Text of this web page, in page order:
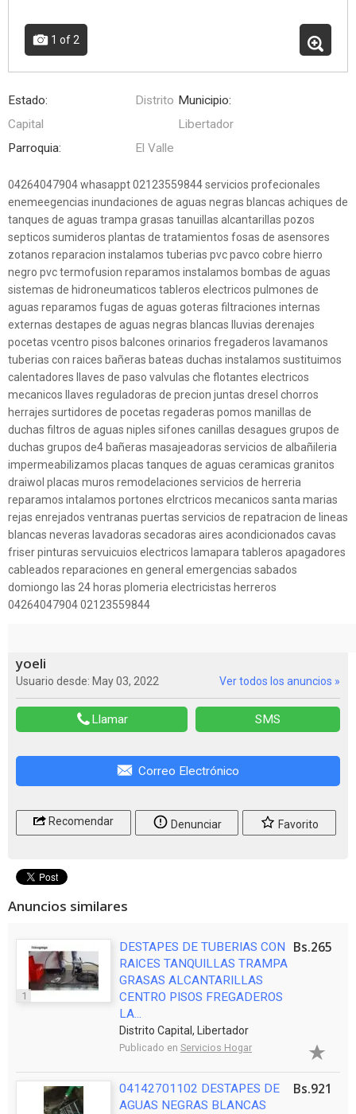
1 of 2
Estado:
Distrito
Capital
Municipio:
Libertador
Parroquia:
El Valle
04264047904 whasappt 02123559844 servicios profecionales
enemeegencias inundaciones de aguas negras blancas achiques de
tanques de aguas trampa grasas tanuillas alcantarillas pozos
septicos sumideros plantas de tratamientos fosas de asensores
zotanos reparacion instalamos tuberias pvc pavco cobre hierro
negro pvc termofusion reparamos instalamos bombas de aguas
sistemas de hidroneumaticos tableros electricos pulmones de
aguas reparamos fugas de aguas goteras filtraciones internas
externas destapes de aguas negras blancas lluvias derenajes
pocetas vcentro pisos balcones orinarios fregaderos lavamanos
tuberias con raices bañeras bateas duchas instalamos sustituimos
calentadores llaves de paso valvulas che flotantes electricos
mecanicos llaves reguladoras de precion juntas dresel chorros
herrajes surtidores de pocetas regaderas pomos manillas de
duchas filtros de aguas niples sifones canillas desagues grupos de
duchas grupos de4 bañeras masajeadoras servicios de albañileria
impermeabilizamos placas tanques de aguas ceramicas granitos
draiwol placas muros remodelaciones servicios de herreria
reparamos intalamos portones elrctricos mecanicos santa marias
rejas enrejados ventranas puertas servicios de repatracion de lineas
blancas neveras lavadoras secadoras aires acondicionados cavas
friser pinturas servuicuios electricos lamapara tableros apagadores
cableados reparaciones en general emergencias sabados
domiongo las 24 horas plomeria electricistas herreros
04264047904 02123559844
yoeli
Usuario desde: May 03, 2022 Ver todos los anuncios »
Llamar SMS
Correo Electrónico
Recomendar Denunciar Favorito
Anuncios similares
1
DESTAPES DE TUBERIAS CON
RAICES TANQUILLAS TRAMPA
GRASAS ALCANTARILLAS
CENTRO PISOS FREGADEROS
LA...
Distrito Capital, Libertador
Publicado en Servicios Hogar
Bs.265
04142701102 DESTAPES DE
AGUAS NEGRAS BLANCAS
Bs.921